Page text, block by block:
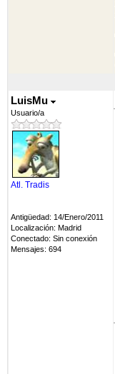
LuisMu
Usuario/a
Atl. Tradis
Antigüedad: 14/Enero/2011
Localización: Madrid
Conectado: Sin conexión
Mensajes: 694